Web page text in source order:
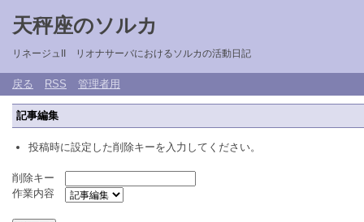
天秤座のソルカ
リネージュII リオナサーバにおけるソルカの活動日記
戻る RSS 管理者用
記事編集
投稿時に設定した削除キーを入力してください。
削除キー
作業内容